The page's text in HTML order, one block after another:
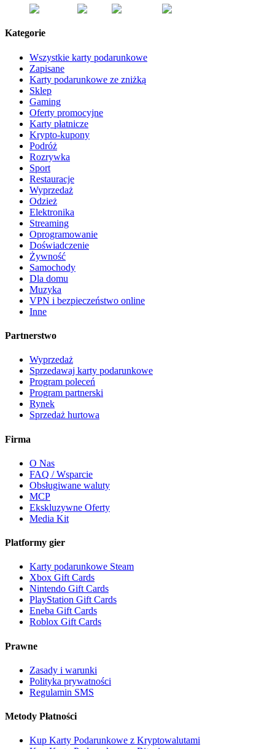
Kategorie
Wszystkie karty podarunkowe
Zapisane
Karty podarunkowe ze zniżką
Sklep
Gaming
Oferty promocyjne
Karty płatnicze
Krypto-kupony
Podróż
Rozrywka
Sport
Restauracje
Wyprzedaż
Odzież
Elektronika
Streaming
Oprogramowanie
Doświadczenie
Żywność
Samochody
Dla domu
Muzyka
VPN i bezpieczeństwo online
Inne
Partnerstwo
Wyprzedaż
Sprzedawaj karty podarunkowe
Program poleceń
Program partnerski
Rynek
Sprzedaż hurtowa
Firma
O Nas
FAQ / Wsparcie
Obsługiwane waluty
MCP
Ekskluzywne Oferty
Media Kit
Platformy gier
Karty podarunkowe Steam
Xbox Gift Cards
Nintendo Gift Cards
PlayStation Gift Cards
Eneba Gift Cards
Roblox Gift Cards
Prawne
Zasady i warunki
Polityka prywatności
Regulamin SMS
Metody Płatności
Kup Karty Podarunkowe z Kryptowalutami